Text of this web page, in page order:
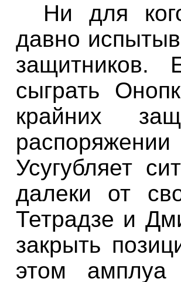
Ни для
давно
защитников.
сыграть
крайних
Усугубляет
далеки от
Тетрадзе и
закрыть
этом